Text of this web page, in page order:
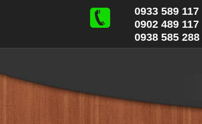
0933 589 117
0902 489 117
0938 585 288